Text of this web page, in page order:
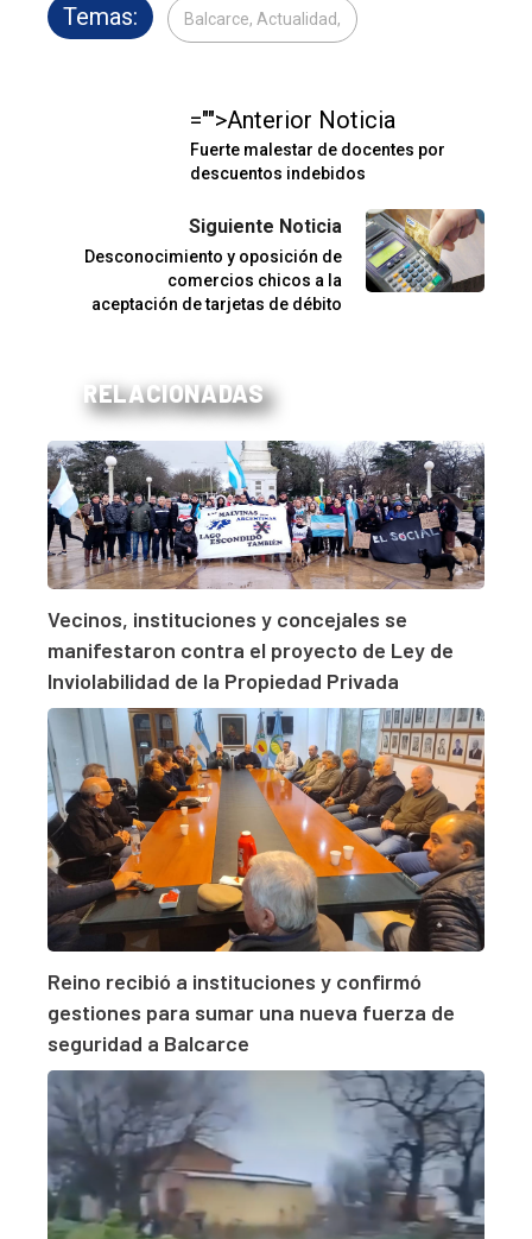
Temas: Balcarce, Actualidad,
="">Anterior Noticia
Fuerte malestar de docentes por
descuentos indebidos
Siguiente Noticia
Desconocimiento y oposición de
comercios chicos a la
aceptación de tarjetas de débito
RELACIONADAS
Vecinos, instituciones y concejales se
manifestaron contra el proyecto de Ley de
Inviolabilidad de la Propiedad Privada
Reino recibió a instituciones y confirmó
gestiones para sumar una nueva fuerza de
seguridad a Balcarce